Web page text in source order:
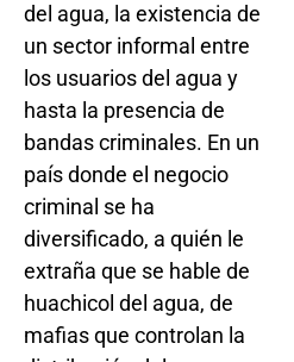
del agua, la existencia de
un sector informal entre
los usuarios del agua y
hasta la presencia de
bandas criminales. En un
país donde el negocio
criminal se ha
diversificado, a quién le
extraña que se hable de
huachicol del agua, de
mafias que controlan la